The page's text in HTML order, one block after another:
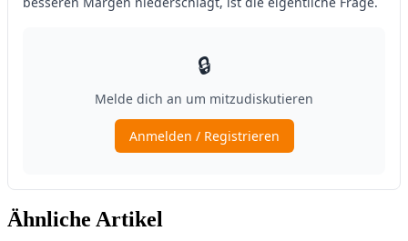
Ähnliche Artikel